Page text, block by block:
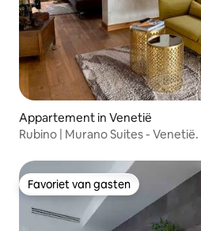
Appartement in Venetië
Rubino | Murano Suites - Venetië.
Favoriet van gasten
Favoriet van gasten